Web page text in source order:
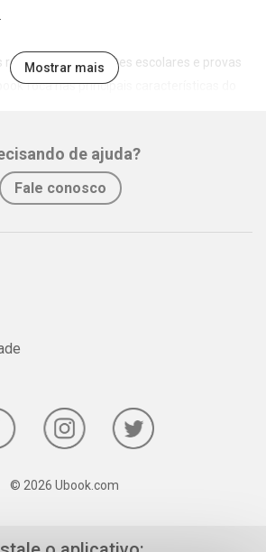
recorrentes em testes escolares e provas
foca nas principais características do
Física para o 2º ano do Ensino Médio
sobre a eletricidade e
Mostrar mais
de ajuda?
Fale conosco
© 2026 Ubook.com